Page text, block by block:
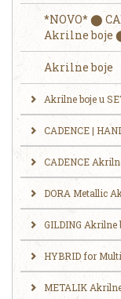
*NOVO* ⬤
Akrilne boje
Akrilne boje
Akrilne boje u
CADENCE |
CADENCE
DORA Metallic
GILDING Akrilne
HYBRID for
METALIK